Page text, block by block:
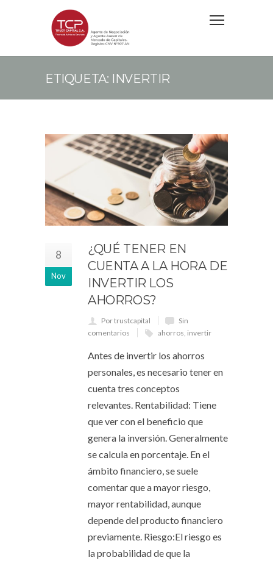
ETIQUETA: INVERTIR
8
Nov
¿QUÉ TENER EN
CUENTA A LA HORA DE
INVERTIR LOS
AHORROS?
Por trustcapital
Sin
comentarios
ahorros, invertir
Antes de invertir los ahorros
personales, es necesario tener en
cuenta tres conceptos
relevantes. Rentabilidad: Tiene
que ver con el beneficio que
genera la inversión. Generalmente
se calcula en porcentaje. En el
ámbito financiero, se suele
comentar que a mayor riesgo,
mayor rentabilidad, aunque
depende del producto financiero
previamente. Riesgo:El riesgo es
la probabilidad de que la